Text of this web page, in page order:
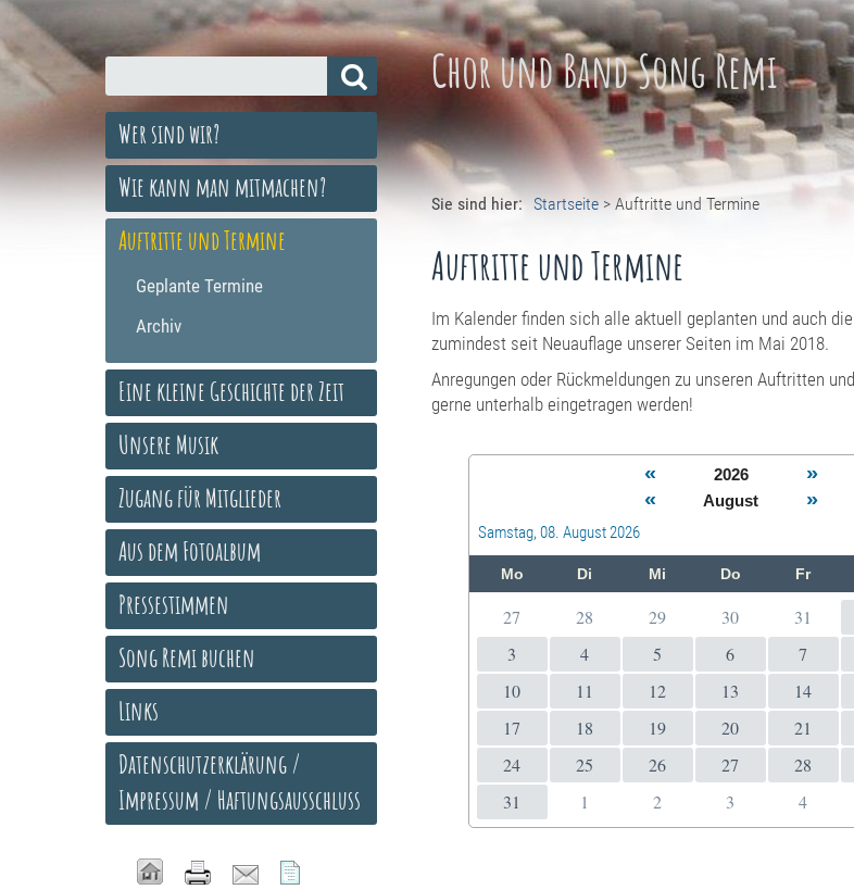
Chor und Band Song Remi
Sie sind hier: Startseite > Auftritte und Termine
Auftritte und Termine
Im Kalender finden sich alle aktuell geplanten und auch
zumindest seit Neuauflage unserer Seiten im Mai 2018.
Anregungen oder Rückmeldungen zu unseren Auftritten
gerne unterhalb eingetragen werden!
« 2026
»
«
August »
Samstag, 08. August 2026
Mo Di Mi Do Fr
27 28 29 30 31
3
4 5 6 7
10
11 12 13 14
17
18 19 20 21
24
25 26 27 28
31
1 2 3 4
Wer sind wir?
Wie kann man mitmachen?
Auftritte und Termine
Geplante Termine
Archiv
Eine kleine Geschichte der Zeit
Unsere Musik
Zugang für Mitglieder
Aus dem Fotoalbum
Pressestimmen
Song Remi buchen
Links
Datenschutzerklärung /
Impressum / Haftungsausschluss